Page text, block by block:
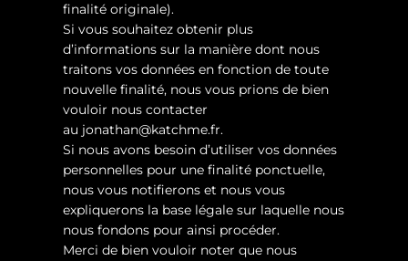
finalité originale).
Si vous souhaitez obtenir plus
d’informations sur la manière dont nous
traitons vos données en fonction de toute
nouvelle finalité, nous vous prions de bien
vouloir nous contacter
au jonathan@katchme.fr.
Si nous avons besoin d’utiliser vos données
personnelles pour une finalité ponctuelle,
nous vous notifierons et nous vous
expliquerons la base légale sur laquelle nous
nous fondons pour ainsi procéder.
Merci de bien vouloir noter que nous